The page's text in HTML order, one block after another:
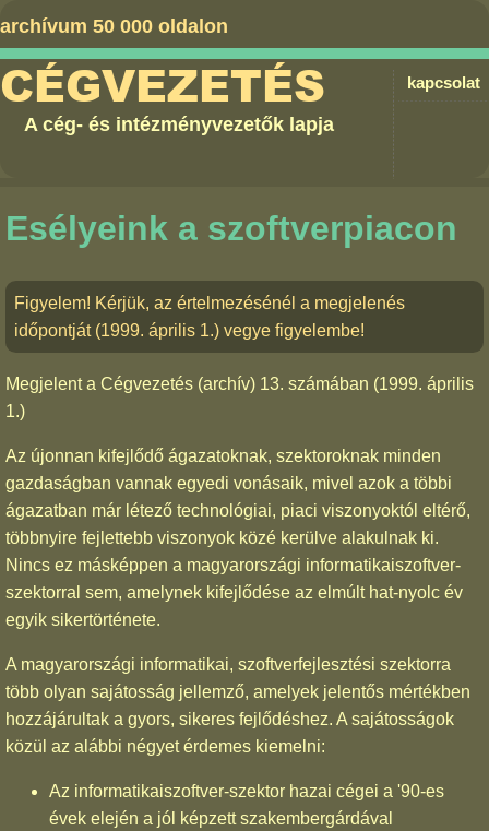
archívum 50 000 oldalon
kapcsolat
CÉGVEZETÉS
A cég- és intézményvezetők lapja
Esélyeink a szoftverpiacon
Figyelem! Kérjük, az értelmezésénél a megjelenés
időpontját (1999. április 1.) vegye figyelembe!
Megjelent a Cégvezetés (archív) 13. számában (1999. április
1.)
Az újonnan kifejlődő ágazatoknak, szektoroknak minden
gazdaságban vannak egyedi vonásaik, mivel azok a többi
ágazatban már létező technológiai, piaci viszonyoktól eltérő,
többnyire fejlettebb viszonyok közé kerülve alakulnak ki.
Nincs ez másképpen a magyarországi informatikaiszoftver-
szektorral sem, amelynek kifejlődése az elmúlt hat-nyolc év
egyik sikertörténete.
A magyarországi informatikai, szoftverfejlesztési szektorra
több olyan sajátosság jellemző, amelyek jelentős mértékben
hozzájárultak a gyors, sikeres fejlődéshez. A sajátosságok
közül az alábbi négyet érdemes kiemelni:
Az informatikaiszoftver-szektor hazai cégei a '90-es
évek elején a jól képzett szakembergárdával